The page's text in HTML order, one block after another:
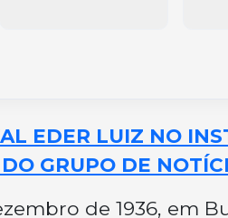
EDER LUIZ NO
GRUPO DE
de 1936, em